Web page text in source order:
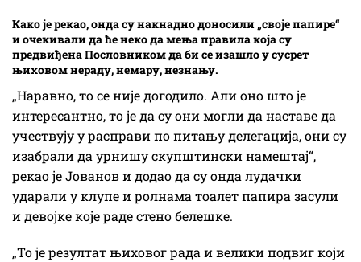
Како је рекао, онда су накнадно доносили „своје папире“
и очекивали да ће неко да мења правила која су
предвиђена Пословником да би се изашло у сусрет
њиховом нераду, немару, незнању.
„Наравно, то се није догодило. Али оно што је
интересантно, то је да су они могли да наставе да
учествују у расправи по питању делегација, они су
изабрали да урнишу скупштински намештај“,
рекао је Јованов и додао да су онда лудачки
ударали у клупе и ролнама тоалет папира засули
и девојке које раде стено белешке.
„То је резултат њиховог рада и велики подвиг који